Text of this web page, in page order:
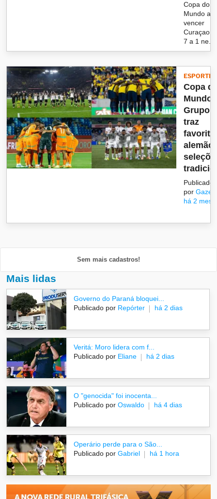
Copa do
Mundo ao
vencer
Curaçao
7 a 1 ne...
ESPORTES
Copa
Mundo:
Grupo
traz
alemão,
Publicado
por
há 2
Sem mais cadastros!
Mais lidas
Governo do Paraná bloquei...
Publicado por Repórter há 2 dias
Veritá: Moro lidera com f...
Publicado por Eliane há 2 dias
O "genocida" foi inocenta...
Publicado por Oswaldo há 4 dias
Operário perde para o São...
Publicado por Gabriel há 1 hora